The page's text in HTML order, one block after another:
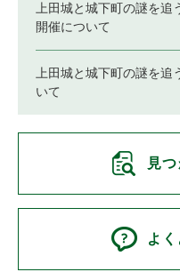
上田城と城下町の謎を追
開催について
上田城と城下町の謎を追
いて
見
よ